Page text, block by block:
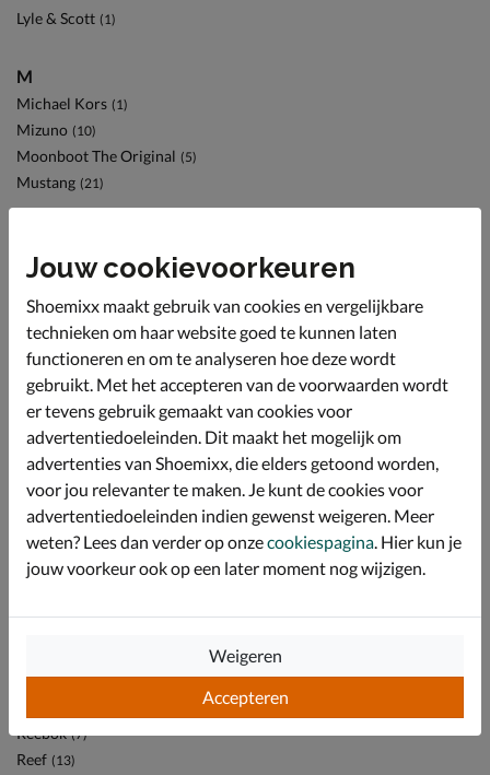
Lyle & Scott (1)
M
Michael Kors (1)
Mizuno (10)
Moonboot The Original (5)
Mustang (21)
Nelson (132)
O
On Running (1)
P
Palladium (13)
Panama Jack (14)
Pantofola d'Oro (8)
PME Legend (34)
Reebok (7)
Reef (13)
Jouw cookievoorkeuren
Shoemixx maakt gebruik van cookies en vergelijkbare
technieken om haar website goed te kunnen laten
functioneren en om te analyseren hoe deze wordt
gebruikt. Met het accepteren van de voorwaarden wordt
er tevens gebruik gemaakt van cookies voor
advertentiedoeleinden. Dit maakt het mogelijk om
advertenties van Shoemixx, die elders getoond worden,
voor jou relevanter te maken. Je kunt de cookies voor
advertentiedoeleinden indien gewenst weigeren. Meer
weten? Lees dan verder op onzecookiespagina. Hier kun je
jouw voorkeur ook op een later moment nog wijzigen.
Accepteren
Weigeren